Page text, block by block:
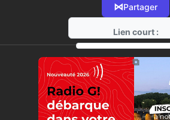
⋈Partager
Lien court :
⧉